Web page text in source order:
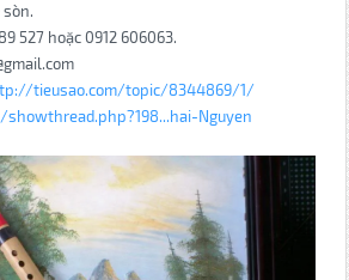
527 hoặc 0912 606063.
tieusao.com/topic/8344869/1/
Nguyen